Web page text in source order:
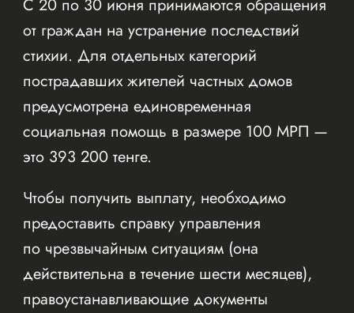
С 20 по 30 июня принимаются обращения
от граждан на устранение последствий
стихии. Для отдельных категорий
пострадавших жителей частных домов
предусмотрена единовременная
социальная помощь в размере 100 МРП —
это 393 200 тенге.
Чтобы получить выплату, необходимо
предоставить справку управления
по чрезвычайным ситуациям (она
действительна в течение шести месяцев),
правоустанавливающие документы